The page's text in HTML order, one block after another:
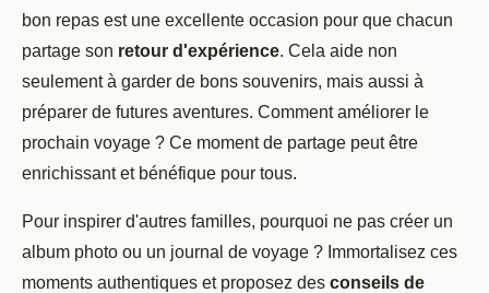
bon repas est une excellente occasion pour que chacun
partage son retour d'expérience. Cela aide non
seulement à garder de bons souvenirs, mais aussi à
préparer de futures aventures. Comment améliorer le
prochain voyage ? Ce moment de partage peut être
enrichissant et bénéfique pour tous.
Pour inspirer d'autres familles, pourquoi ne pas créer un
album photo ou un journal de voyage ? Immortalisez ces
moments authentiques et proposez des conseils de